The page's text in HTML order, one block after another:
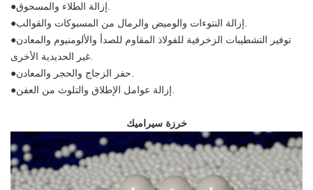
●
●
●توفير التشطيبات الزخرفية للفولاذ المقاوم للصدأ والألومنيوم والمعادن
●
●
خرزة سيراميك